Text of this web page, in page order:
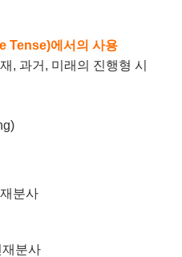
Tense)에서의 사용
, 과거, 미래의 진행형 시
분사
분사